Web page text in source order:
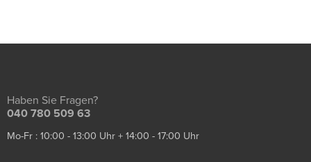
Haben Sie Fragen?
040 780 509 63
Mo-Fr : 10:00 - 13:00 Uhr + 14:00 - 17:00 Uhr